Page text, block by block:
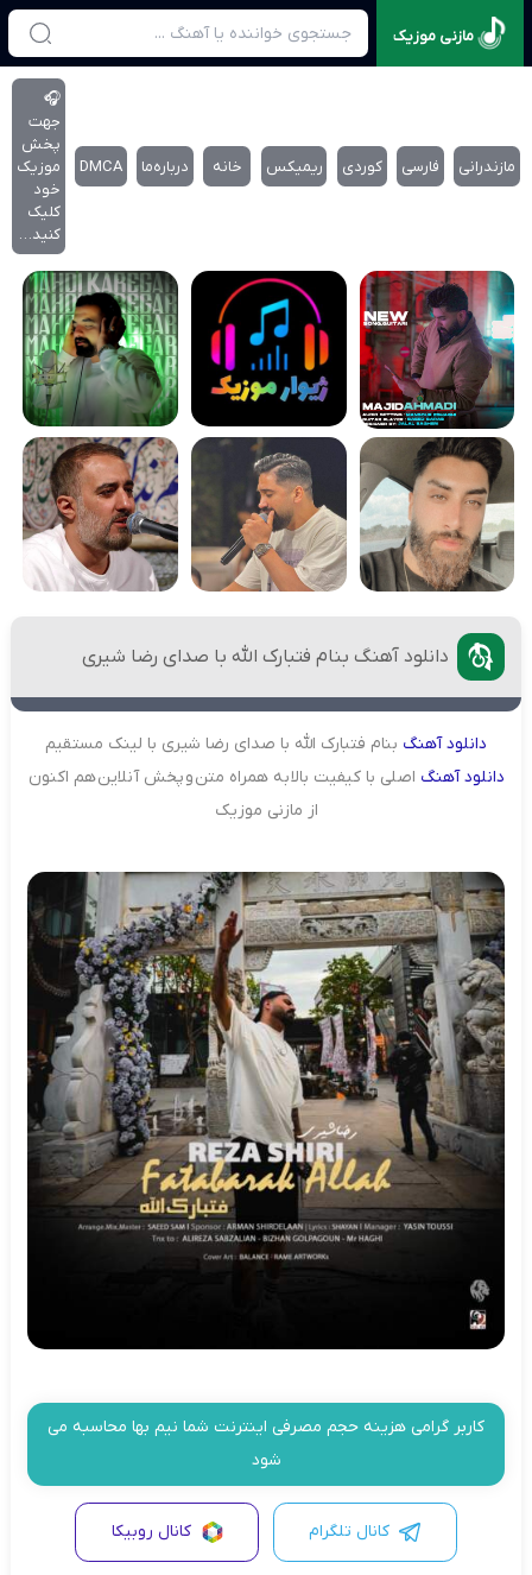
مازنی موزیک
مازندرانی فارسی کوردی ریمیکس خانه درباره‌‌ما DMCA
🎧
جهت
پخش
موزیک
خود
کلیک
کنید…
دانلود آهنگ بنام فتبارک الله با صدای رضا شیری
دانلودآهنگ بنام فتبارک الله با صدای رضا شیری با لینک مستقیم
دانلودآهنگ اصلی با کیفیت بالا به همراه متن و پخش آنلاین هم اکنون
از مازنی موزیک
کاربر گرامی هزینه حجم مصرفی اینترنت شما نیم بها محاسبه می
شود
کانال تلگرام کانال روبیکا